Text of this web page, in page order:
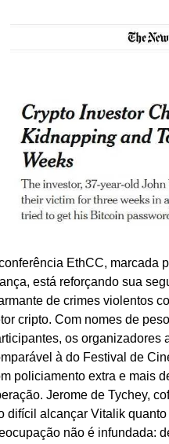
EthCC, marcada
está reforçando sua
de crimes violentos
cripto. Com nomes de
os organizadores
à do Festival de
policiamento extra e mais
Jerome de Tychey,
difícil alcançar Vitalik
não é infundada: